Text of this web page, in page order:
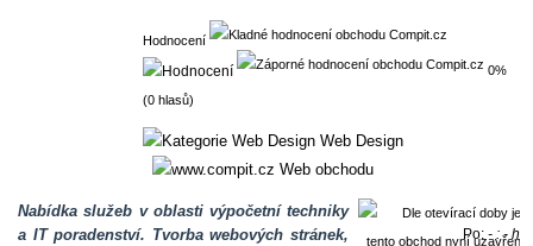
Hodnocení
0%
(0 hlasů)
Web Design
Web obchodu
Nabídka služeb v oblasti výpočetní techniky
a IT poradenství. Tvorba webových stránek,
Po:- : - h